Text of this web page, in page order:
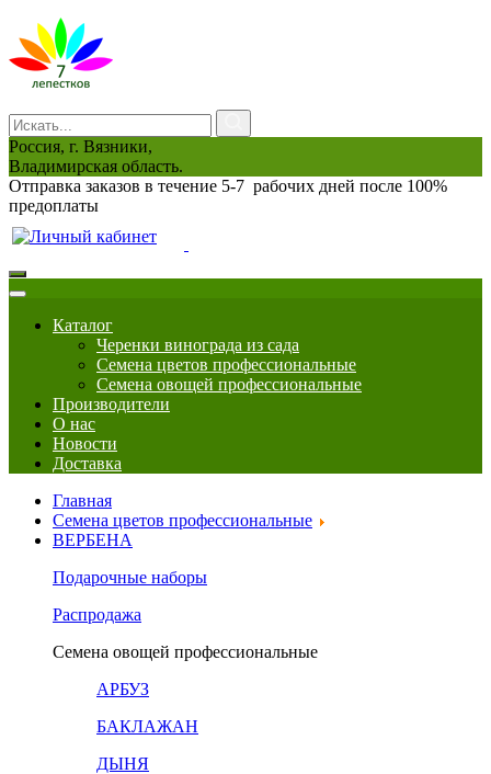
Россия, г. Вязники,
Владимирская область.
Отправка заказов в течение 5-7 рабочих дней после 100%
предоплаты
Каталог
Черенки винограда из сада
Семена цветов профессиональные
Семена овощей профессиональные
Производители
О нас
Новости
Доставка
Главная
Семена цветов профессиональные
ВЕРБЕНА
Подарочные наборы
Распродажа
Семена овощей профессиональные
АРБУЗ
БАКЛАЖАН
ДЫНЯ